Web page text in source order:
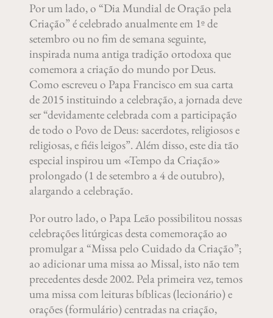
Por um lado, o “Dia Mundial de Oração pela
Criação” é celebrado anualmente em 1º de
setembro ou no fim de semana seguinte,
inspirada numa antiga tradição ortodoxa que
comemora a criação do mundo por Deus.
Como escreveu o Papa Francisco em sua carta
de 2015 instituindo a celebração, a jornada deve
ser “devidamente celebrada com a participação
de todo o Povo de Deus: sacerdotes, religiosos e
religiosas, e fiéis leigos”. Além disso, este dia tão
especial inspirou um «Tempo da Criação»
prolongado (1 de setembro a 4 de outubro),
alargando a celebração.
Por outro lado, o Papa Leão possibilitou nossas
celebrações litúrgicas desta comemoração ao
promulgar a “Missa pelo Cuidado da Criação”;
ao adicionar uma missa ao Missal, isto não tem
precedentes desde 2002. Pela primeira vez, temos
uma missa com leituras bíblicas (lecionário) e
orações (formulário) centradas na criação,